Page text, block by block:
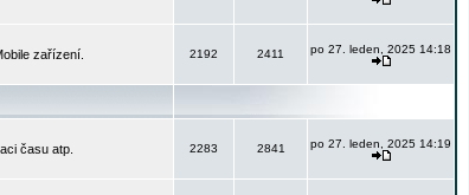
zařízení.
2192 2411 po 27. leden, 2025 14:18
času atp.
2283 2841 po 27. leden, 2025 14:19